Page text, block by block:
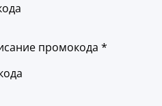
промокода *